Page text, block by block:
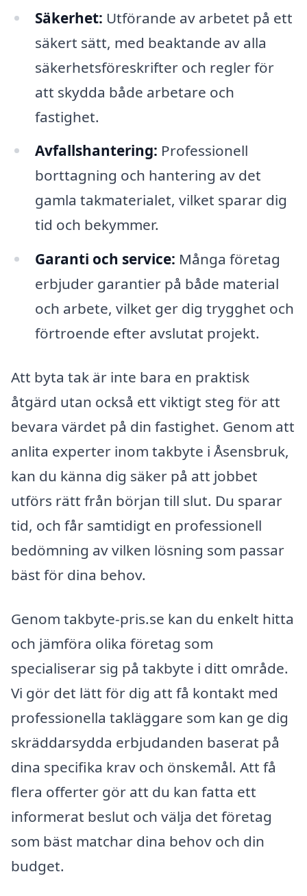
Säkerhet: Utförande av arbetet på ett
säkert sätt, med beaktande av alla
säkerhetsföreskrifter och regler för
att skydda både arbetare och
fastighet.
Avfallshantering: Professionell
borttagning och hantering av det
gamla takmaterialet, vilket sparar dig
tid och bekymmer.
Garanti och service: Många företag
erbjuder garantier på både material
och arbete, vilket ger dig trygghet och
förtroende efter avslutat projekt.
Att byta tak är inte bara en praktisk
åtgärd utan också ett viktigt steg för att
bevara värdet på din fastighet. Genom att
anlita experter inom takbyte i Åsensbruk,
kan du känna dig säker på att jobbet
utförs rätt från början till slut. Du sparar
tid, och får samtidigt en professionell
bedömning av vilken lösning som passar
bäst för dina behov.
Genom takbyte-pris.se kan du enkelt hitta
och jämföra olika företag som
specialiserar sig på takbyte i ditt område.
Vi gör det lätt för dig att få kontakt med
professionella takläggare som kan ge dig
skräddarsydda erbjudanden baserat på
dina specifika krav och önskemål. Att få
flera offerter gör att du kan fatta ett
informerat beslut och välja det företag
som bäst matchar dina behov och din
budget.